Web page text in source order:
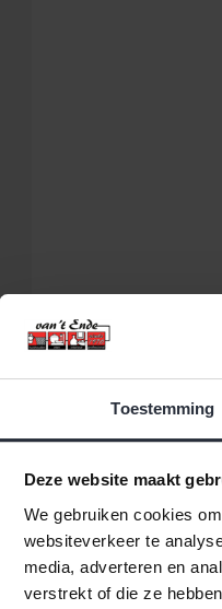
Toestemming
Deze website maakt
We gebruiken cookies
websiteverkeer te
media, adverteren en
verstrekt of die ze